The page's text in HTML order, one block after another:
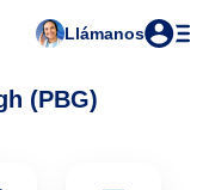
Llámanos
(PBG)